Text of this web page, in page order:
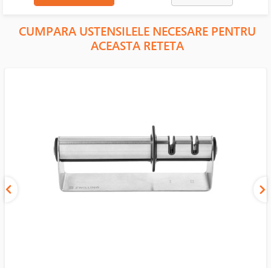
CUMPARA USTENSILELE NECESARE PENTRU
ACEASTA RETETA